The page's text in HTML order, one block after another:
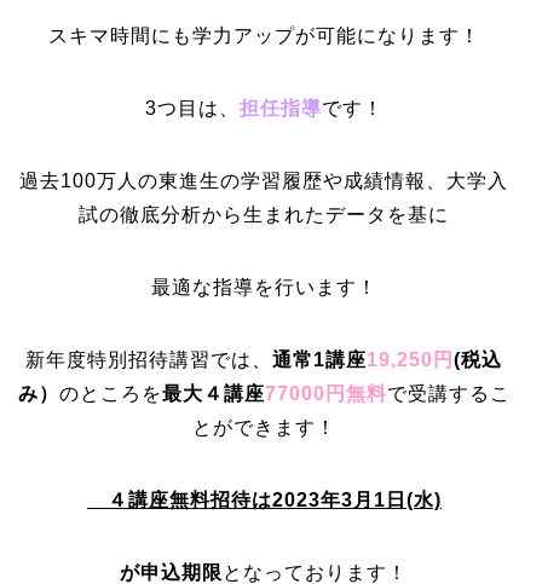
スキマ時間にも学力アップが可能になります！
3つ目は、 担任指導です！
過去100万人の東進生の学習履歴や成績情報、大学入
試の徹底分析から生まれたデータを基に
最適な指導を行います！
新年度特別招待講習では、通常1講座19,250円(税込
み） のところを最大４講座77000円無料で受講するこ
とができます！
４講座無料招待は2023年3月1日(水)
が申込期限 となっております！